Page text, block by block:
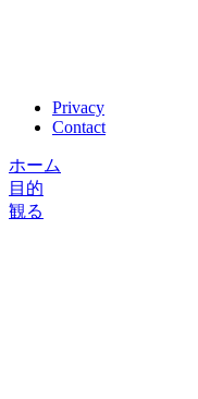
Privacy
Contact
ホーム
目的
観る